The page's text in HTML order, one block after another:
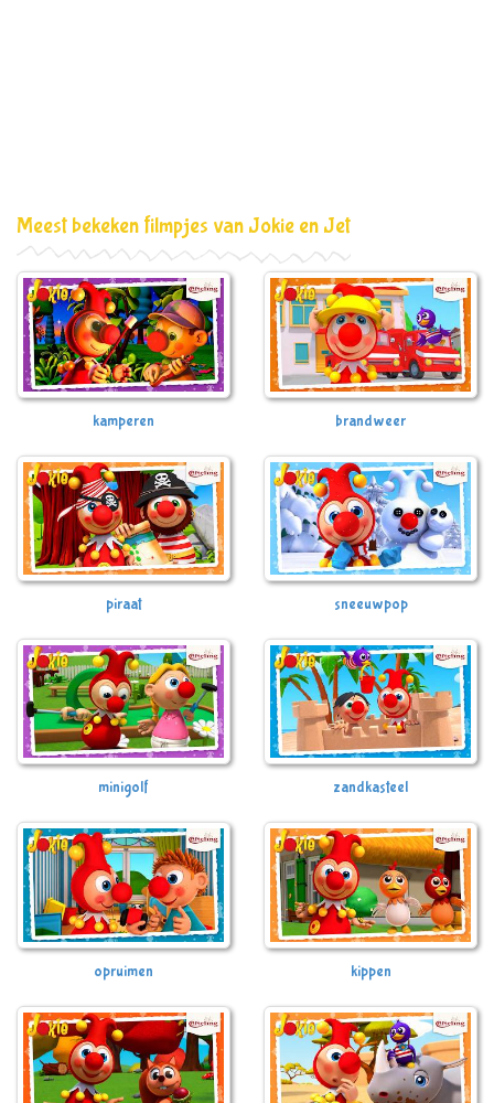
Meest bekeken filmpjes van Jokie en Jet
kamperen brandweer
piraat sneeuwpop
minigolf zandkasteel
opruimen kippen